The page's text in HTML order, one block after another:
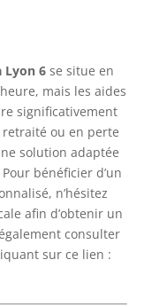
Lyon 6se situe en
mais les aides
significativement
retraité ou en perte
solution adaptée
bénéficier d’un
n’hésitez
afin d’obtenir un
consulter
sur ce lien :